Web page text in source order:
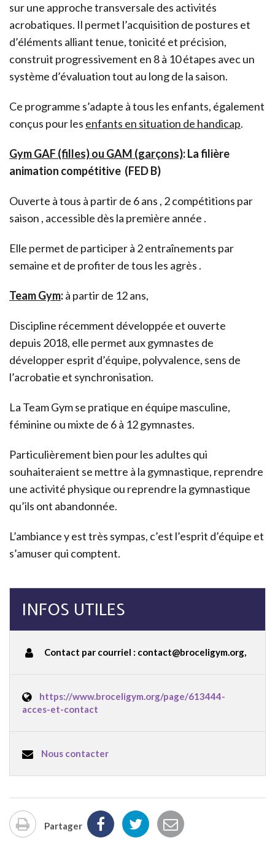
sur une approche transversale des activités
acrobatiques. Il permet l’acquisition de postures et
d’éléments alliant tenue, tonicité et précision,
construit progressivement en 8 à 10 étapes avec un
système d’évaluation tout au long de la saison.
Ce programme s’adapte à tous les enfants, également
conçus pour les enfants en situation de handicap.
Gym GAF (filles) ou GAM (garçons): La filière
animation compétitive (FED B)
Ouverte à tous à partir de 6 ans , 2 compétitions par
saison , accessible dès la première année .
Elle permet de participer à 2 entraînements par
semaine et de profiter de tous les agrès .
Team Gym:à partir de 12 ans,
Discipline récemment développée et ouverte
depuis 2018, elle permet aux gymnastes de
développer esprit d’équipe, polyvalence, sens de
l’acrobatie et synchronisation.
La Team Gym se pratique en équipe masculine,
féminine ou mixte de 6 à 12 gymnastes.
Particulièrement bien pour les adultes qui
souhaiteraient se mettre à la gymnastique, reprendre
une activité physique ou reprendre la gymnastique
qu’ils ont abandonnée.
L’ambiance y est très sympas, c’est l’esprit d’équipe et
s’amuser qui comptent.
INFOS UTILES
Contact par courriel : contact@broceligym.org,
https://www.broceligym.org/page/613444-
acces-et-contact
Nous contacter
Imprimer
Partager